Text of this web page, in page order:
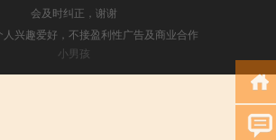
会及时纠正，谢谢
兴趣爱好，不接盈利性广告及商业合作
小男孩